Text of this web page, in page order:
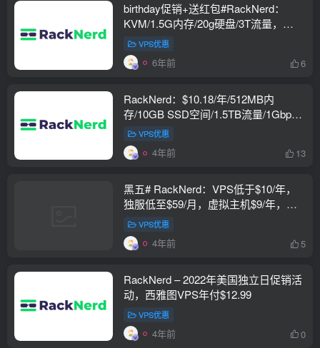
birthday促销+送红包#RackNerd：
KVM/1.5G内存/20g硬盘/3T流量，
15.88美元/月，最多送8.88美元红包，
支持支付宝/微信付款
VPS优惠
6年前 6
RackNerd：$10.18/年/512MB内
存/10GB SSD空间/1.5TB流量/1Gbps
端口/KVM/洛杉矶/圣何塞/西雅图/芝加
哥/纽约等
VPS优惠
4年前 13
黑五# RackNerd：VPS低于$10/年，
独服低至$59/月，虚拟主机$9/年，下
单自动抽盲盒随机减免金额
VPS优惠
4年前 5
RackNerd – 2022年美国独立日促销活
动，西雅图VPS年付$12.99
VPS优惠
4年前 0